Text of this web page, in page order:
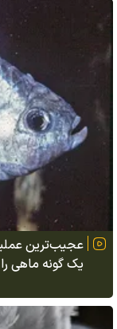
عجیب‌ترین
یک گونه ماهی